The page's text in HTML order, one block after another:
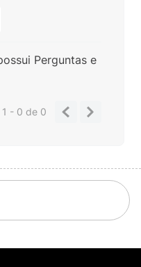
Perguntas e
1 - 0de 0